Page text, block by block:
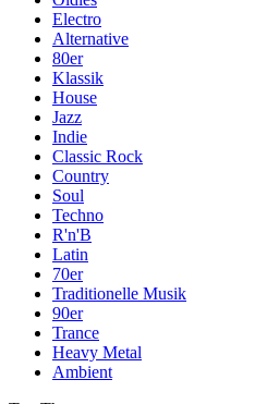
Electro
Alternative
80er
Klassik
House
Jazz
Indie
Classic Rock
Country
Soul
Techno
R'n'B
Latin
70er
Traditionelle Musik
90er
Trance
Heavy Metal
Ambient